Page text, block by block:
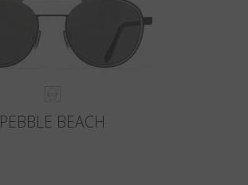
PEBBLE BEACH